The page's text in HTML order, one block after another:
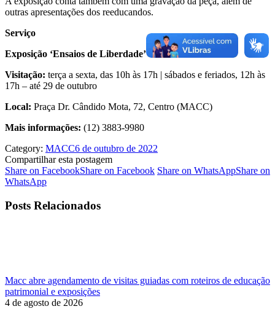
outras apresentações dos reeducandos.
Serviço
Exposição ‘Ensaios de Liberdade’
Visitação: terça a sexta, das 10h às 17h | sábados e feriados, 12h às
17h – até 29 de outubro
Local: Praça Dr. Cândido Mota, 72, Centro (MACC)
Mais informações: (12) 3883-9980
Category: MACC6 de outubro de 2022
Compartilhar esta postagem
Share on FacebookShare on Facebook Share on WhatsAppShare on
WhatsApp
Posts Relacionados
Macc abre agendamento de visitas guiadas com roteiros de educação
patrimonial e exposições
4 de agosto de 2026